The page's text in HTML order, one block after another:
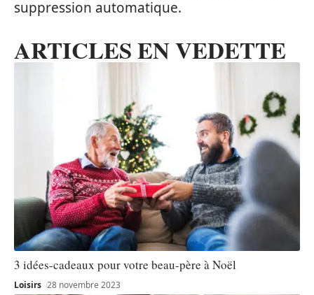
suppression automatique.
ARTICLES EN VEDETTE
3 idées-cadeaux pour votre beau-père à Noël
Loisirs 28 novembre 2023